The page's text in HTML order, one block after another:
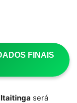
FINAIS
será